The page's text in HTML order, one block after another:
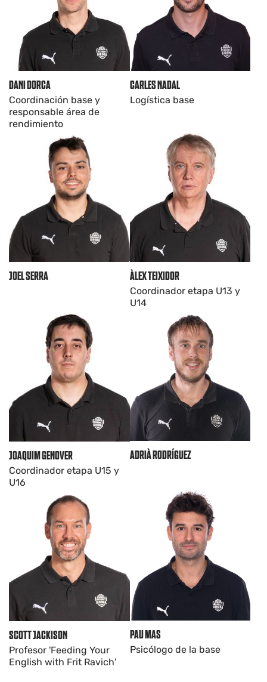
DANI DORCA
Coordinación base y
responsable área de
rendimiento
CARLES NADAL
Logística base
JOEL SERRA ÀLEX TEIXIDOR
Coordinador etapa U13 y
U14
JOAQUIM GENOVER
Coordinador etapa U15 y
U16
ADRIÀ RODRÍGUEZ
SCOTT JACKISON
Profesor 'Feeding Your
English with Frit Ravich'
PAU MAS
Psicólogo de la base